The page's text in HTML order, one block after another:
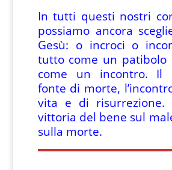
In tutti questi nostri
possiamo ancora
Gesù: o incroci o
tutto come un
come un incontro. Il
fonte di morte,
vita e di risurrezione.
vittoria del bene sul
sulla morte.